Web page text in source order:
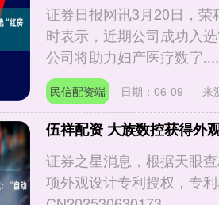
证券日报网讯3月20日，
时表示，近期公司成功入
公司将助力妇产医疗数字....
民信配资端 日期：06-09 来
伍祥配资 大族数控获得外
证券之星消息，根据天眼
项外观设计专利授权，专